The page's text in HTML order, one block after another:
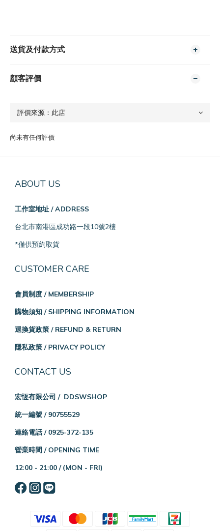
送貨及付款方式
顧客評價
尚未有任何評價
ABOUT US
工作室地址 / ADDRESS
台北市南港區成功路一段10號2樓
*僅供預約取貨
CUSTOMER CARE
會員制度 / MEMBERSHIP
購物須知 / SHIPPING INFORMATION
退換貨政策 / REFUND & RETURN
隱私政策 / PRIVACY POLICY
CONTACT US
宏恆有限公司 / DDSWSHOP
統一編號 / 90755529
連絡電話 / 0925-372-135
營業時間 / OPENING TIME
12:00 - 21:00 / (MON - FRI)